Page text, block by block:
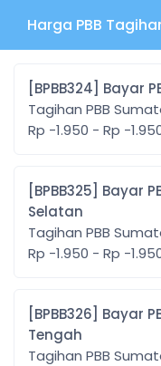
Harga PBB
Tagihan PBB
Rp -1.950 - Rp -
[BPBB325] Bayar PBB Kabupaten Lampung
Selatan
Tagihan PBB
Rp -1.950 - Rp -
[BPBB326] Bayar PBB Kabupaten Lampung
Tengah
Tagihan PBB